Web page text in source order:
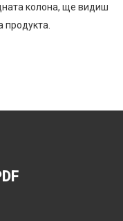
колона, ще видиш
продукта.